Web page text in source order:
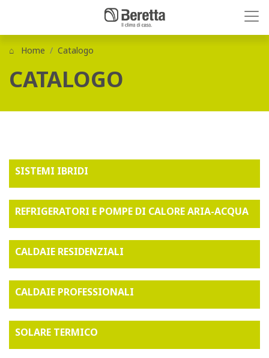
Home Catalogo
CATALOGO
SISTEMI IBRIDI
REFRIGERATORI E POMPE DI CALORE ARIA-ACQUA
CALDAIE RESIDENZIALI
CALDAIE PROFESSIONALI
SOLARE TERMICO